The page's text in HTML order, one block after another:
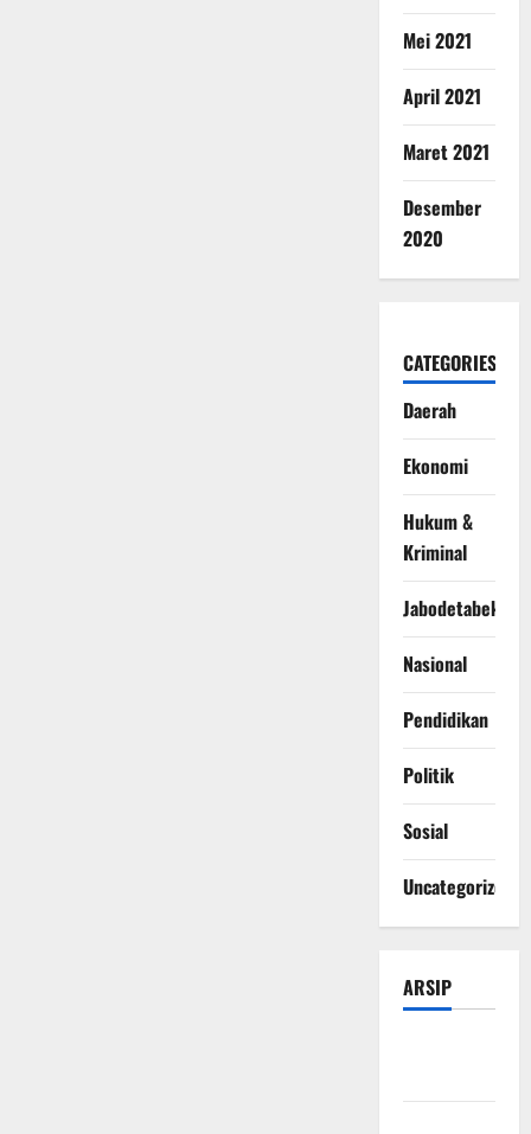
Mei 2021
April 2021
Maret 2021
Desember
2020
CATEGORIES
Daerah
Ekonomi
Hukum &
Kriminal
Jabodetabek
Nasional
Pendidikan
Politik
Sosial
Uncategorized
ARSIP